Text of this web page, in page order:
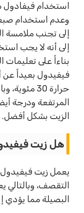
استخدام فيفادول
وعدم استخدام صبغات
إلى تجنب ملامسة
إلى أنه لا يجب
بناءاً على تعليمات
فيفيدول بعيداً عن
حرارة 30
المرتفعة ودرجة
الزيت بشكل أفضل.
هل زيت
يعمل زيت فيفيدول
التقصف، وبالتالي
البصيلة مما يؤدي